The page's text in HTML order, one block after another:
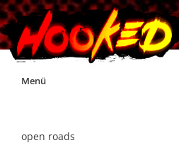
Skip
Menü
open roads